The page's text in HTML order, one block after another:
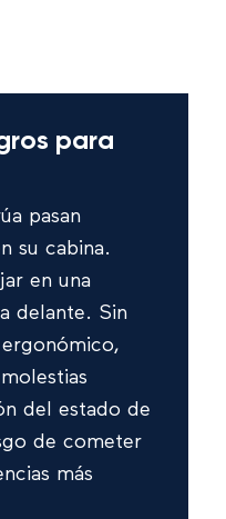
para
pasan
su cabina.
en una
delante. Sin
del estado de
de cometer
más